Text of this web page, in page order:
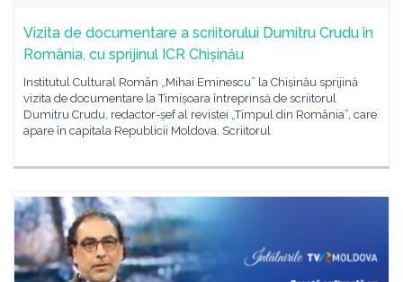
Vizita de documentare a scriitorului Dumitru Crudu în
România, cu sprijinul ICR Chișinău
Institutul Cultural Român „Mihai Eminescu” la Chișinău sprijină
vizita de documentare la Timișoara întreprinsă de scriitorul
Dumitru Crudu, redactor-șef al revistei „Timpul din România”, care
apare în capitala Republicii Moldova. Scriitorul